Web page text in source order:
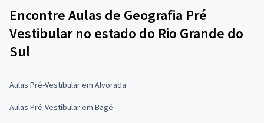
Encontre Aulas de Geografia Pré
Vestibular no estado do Rio Grande do
Sul
Aulas Pré-Vestibular em Alvorada
Aulas Pré-Vestibular em Bagé